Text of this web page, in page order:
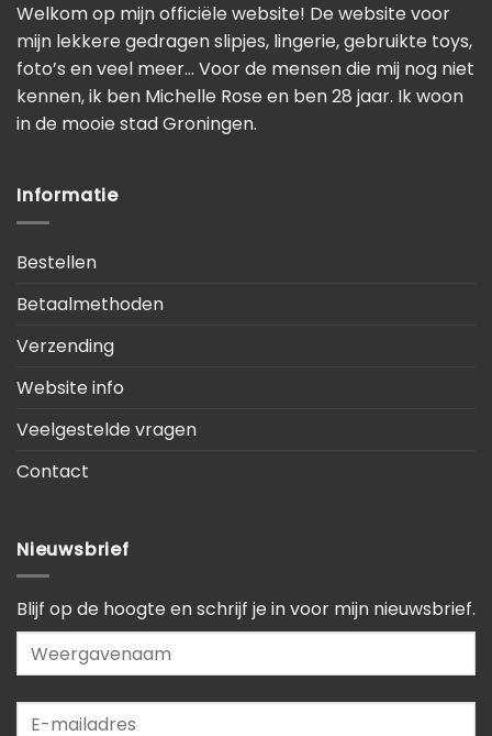
Welkom op mijn officiële website! De website voor
mijn lekkere gedragen slipjes, lingerie, gebruikte toys,
foto’s en veel meer… Voor de mensen die mij nog niet
kennen, ik ben Michelle Rose en ben 28 jaar. Ik woon
in de mooie stad Groningen.
Informatie
Bestellen
Betaalmethoden
Verzending
Website info
Veelgestelde vragen
Contact
Nieuwsbrief
Blijf op de hoogte en schrijf je in voor mijn nieuwsbrief.